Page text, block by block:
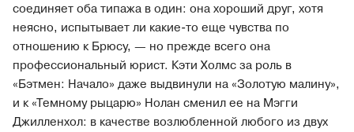
соединяет оба типажа в один: она хороший друг, хотя
неясно, испытывает ли какие-то еще чувства по
отношению к Брюсу, — но прежде всего она
профессиональный юрист. Кэти Холмс за роль в
«Бэтмен: Начало» даже выдвинули на «Золотую малину»,
и к «Темному рыцарю» Нолан сменил ее на Мэгги
Джилленхол: в качестве возлюбленной любого из двух